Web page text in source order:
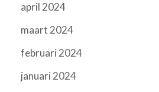
april 2024
maart 2024
februari 2024
januari 2024